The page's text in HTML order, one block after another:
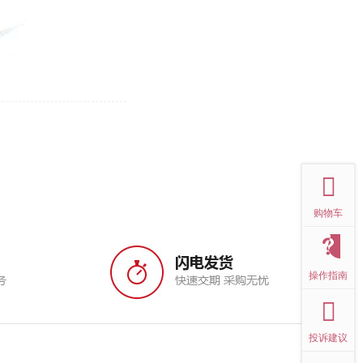
购物车
操作指南
投诉建议